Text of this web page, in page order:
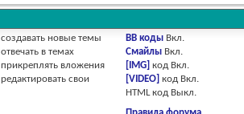
создавать новые темы
отвечать в темах
прикреплять вложения
редактировать свои
BB коды Вкл.
Смайлы Вкл.
[IMG] код Вкл.
[VIDEO] код Вкл.
HTML код Выкл.